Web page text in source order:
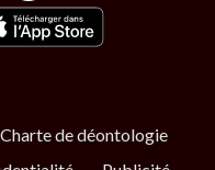
Charte de déontologie